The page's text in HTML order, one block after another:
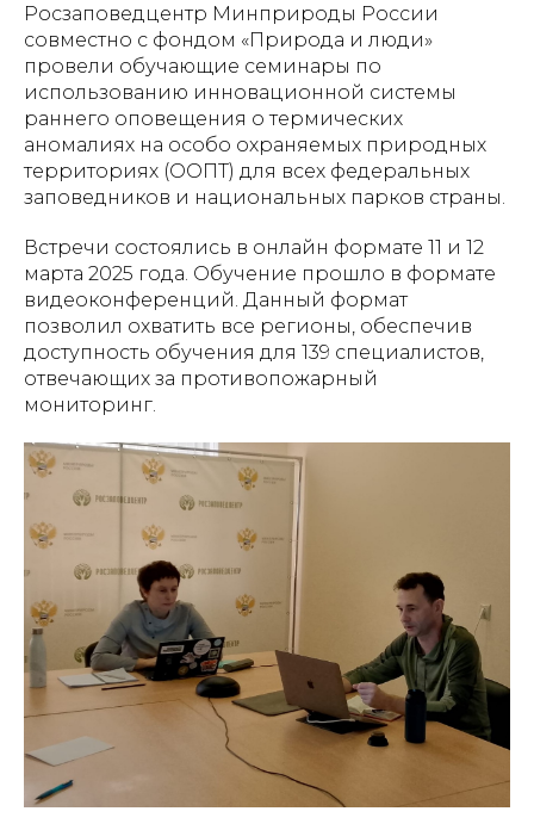
Росзаповедцентр Минприроды России
совместно с фондом «Природа и люди»
провели обучающие семинары по
использованию инновационной системы
раннего оповещения о термических
аномалиях на особо охраняемых природных
территориях (ООПТ) для всех федеральных
заповедников и национальных парков страны.
Встречи состоялись в онлайн формате 11 и 12
марта 2025 года. Обучение прошло в формате
видеоконференций. Данный формат
позволил охватить все регионы, обеспечив
доступность обучения для 139 специалистов,
отвечающих за противопожарный
мониторинг.